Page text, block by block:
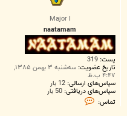
Major I
naatamam
پست: 319
تاریخ عضویت: سه‌شنبه ۳ بهمن ۱۳۸۵,
۴:۴۷ ب.ظ
سپاس‌های ارسالی: 12 بار
سپاس‌های دریافتی: 50 بار
تماس:
ت